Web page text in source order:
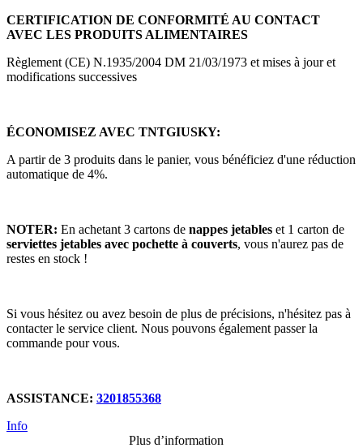
CERTIFICATION DE CONFORMITÉ AU CONTACT
AVEC LES PRODUITS ALIMENTAIRES
Règlement (CE) N.1935/2004 DM 21/03/1973 et mises à jour et
modifications successives
ÉCONOMISEZ AVEC TNTGIUSKY:
A partir de 3 produits dans le panier, vous bénéficiez d'une réduction
automatique de 4%.
NOTER: En achetant 3 cartons de nappes jetables et 1 carton de
serviettes jetables avec pochette à couverts, vous n'aurez pas de
restes en stock !
Si vous hésitez ou avez besoin de plus de précisions, n'hésitez pas à
contacter le service client. Nous pouvons également passer la
commande pour vous.
ASSISTANCE: 3201855368
Info
Plus d’information